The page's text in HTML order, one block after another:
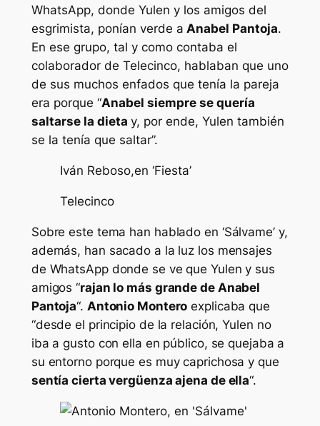
WhatsApp, donde Yulen y los amigos del
esgrimista, ponían verde a Anabel Pantoja.
En ese grupo, tal y como contaba el
colaborador de Telecinco, hablaban que uno
de sus muchos enfados que tenía la pareja
era porque “Anabel siempre se quería
saltarse la dieta y, por ende, Yulen también
se la tenía que saltar”.
Iván Reboso,en ‘Fiesta’
Telecinco
Sobre este tema han hablado en ‘Sálvame’ y,
además, han sacado a la luz los mensajes
de WhatsApp donde se ve que Yulen y sus
amigos “rajan lo más grande de Anabel
Pantoja“. Antonio Montero explicaba que
“desde el principio de la relación, Yulen no
iba a gusto con ella en público, se quejaba a
su entorno porque es muy caprichosa y que
sentía cierta vergüenza ajena de ella“.